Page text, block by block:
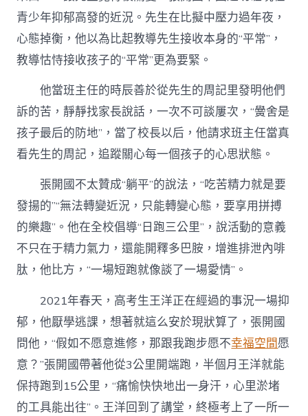
青少年抑郁高發的近況。先生在比擬中壓力過年夜，
心態掉衡，他以為比起教導先生接收本身的“平常”，
教導怙恃接收孩子的“平常”更為要緊。
他當班主任的時辰善於從先生的周記里發明他們
訴的苦，靜靜找家長說話，一次不可談屢次，“黌舍是
孩子最后的防地”，當了校長以后，他請求班主任當真
看先生的周記，追蹤關心每一個孩子的心思狀態。
張開國不太贊成“躺平”的說法，“吃苦精力就是要
發揚的”“無法轉變近況，只能轉變心態，要享用拼搏
的樂趣”。他在全校倡導“日跑三公里”，說活動的意義
不只在于精力氣力，還能開釋多巴胺，增進排泄內啡
肽，他比方，“一場短跑就像談了一場愛情”。
2021年春天，高考生王洋正在經過的事況一場抑
郁，他厭學逃課，想著就這么安於現狀算了，張開國
問他，“假如不愿意進修，那跟我跑步愿不幸福空間愿
意？”張開國帶著他從3公里開端跑，半個月王洋就能
保持跑到15公里，“痛愉快快地出一身汗，心里淤堵
的工具能出往”。王洋回到了講堂，終極考上了一所一